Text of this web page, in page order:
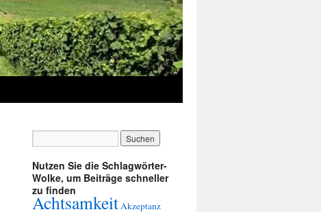
Nutzen Sie die Schlagwörter-
Wolke, um Beiträge schneller
zu finden
AchtsamkeitAkzeptanz